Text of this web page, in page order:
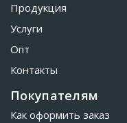
Продукция
Услуги
Опт
Контакты
Покупателям
Как оформить заказ